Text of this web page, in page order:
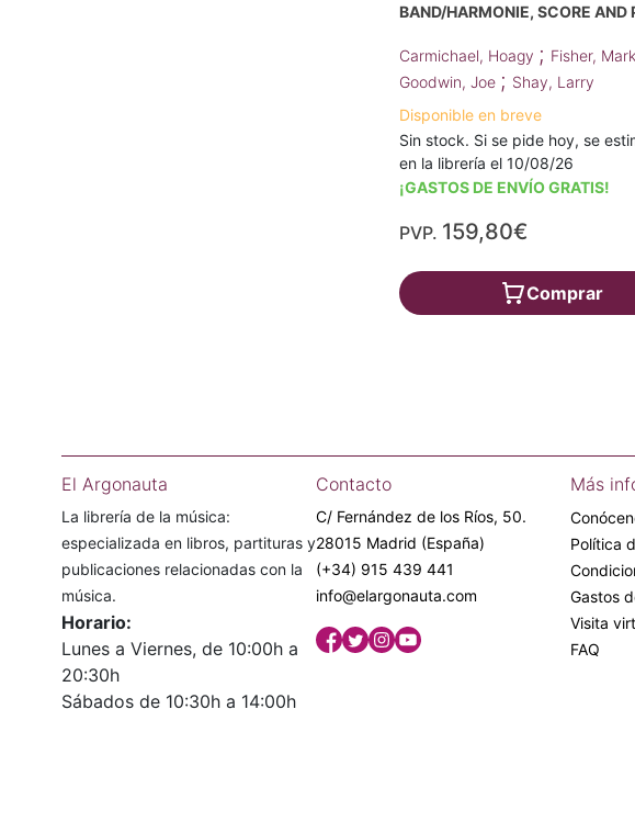
BAND/HARMONIE, SCORE AND
Carmichael, Hoagy ; Fisher, Mark
Goodwin, Joe ; Shay, Larry
Disponible en breve
Sin stock. Si se pide hoy, se
en la librería el 10/08/26
¡GASTOS DE ENVÍO GRATIS!
PVP. 159,80€
Comprar
El Argonauta
La librería de la música:
especializada en libros, partituras y
publicaciones relacionadas con la
música.
Horario:
Lunes a Viernes, de 10:00h a
20:30h
Sábados de 10:30h a 14:00h
Contacto
C/ Fernández de los Ríos, 50.
28015 Madrid (España)
(+34) 915 439 441
info@elargonauta.com
Más
Política
Gastos
Visita
FAQ